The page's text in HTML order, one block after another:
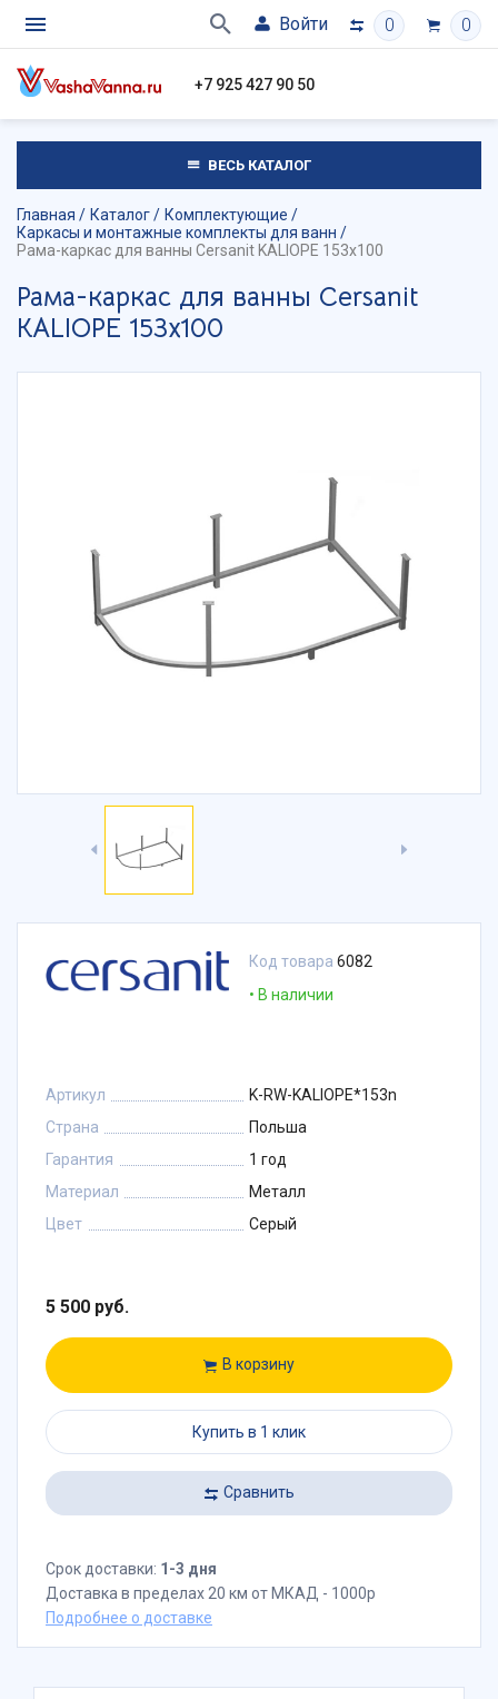
Войти 0 0
+7 925 427 90 50
ВЕСЬ КАТАЛОГ
Главная Каталог
Комплектующие
Каркасы и монтажные комплекты для ванн
Рама-каркас для ванны Cersanit KALIOPE 153х100
Рама-каркас для ванны Cersanit
KALIOPE 153х100
Код товара 6082
В наличии
Артикул
K-RW-KALIOPE*153n
Страна
Польша
Гарантия
1 год
Материал
Металл
Цвет
Серый
5 500 руб.
В корзину
Купить в 1 клик
Сравнить
Срок доставки: 1-3 дня
Доставка в пределах 20 км от МКАД - 1000р
Подробнее о доставке